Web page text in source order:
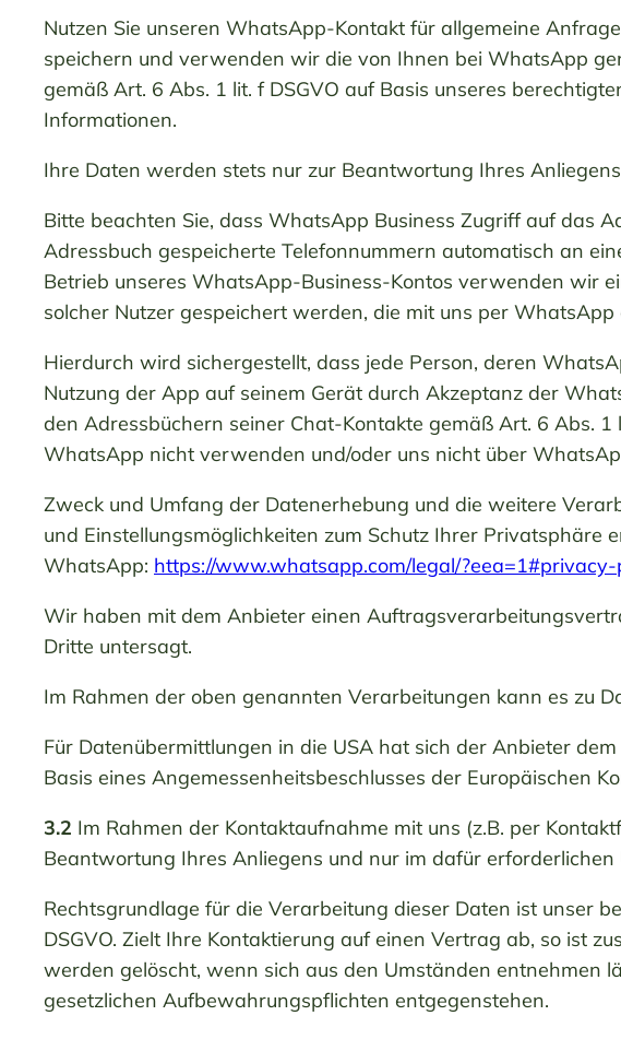
Nutzen Sie unseren WhatsApp-Kontakt für allgemeine
speichern und verwenden wir die von Ihnen bei WhatsApp
gemäß Art. 6 Abs. 1 lit. f DSGVO auf Basis unseres
Informationen.
Ihre Daten werden stets nur zur Beantwortung Ihres
Bitte beachten Sie, dass WhatsApp Business Zugriff auf das
Adressbuch gespeicherte Telefonnummern automatisch an
Betrieb unseres WhatsApp-Business-Kontos verwenden wir
solcher Nutzer gespeichert werden, die mit uns per
Hierdurch wird sichergestellt, dass jede Person, deren
Nutzung der App auf seinem Gerät durch Akzeptanz der
den Adressbüchern seiner Chat-Kontakte gemäß Art. 6 Abs.
WhatsApp nicht verwenden und/oder uns nicht über
Zweck und Umfang der Datenerhebung und die weitere
und Einstellungsmöglichkeiten zum Schutz Ihrer Privatsphäre
WhatsApp: https://www.whatsapp.com/legal/?eea=1#privacy-
Wir haben mit dem Anbieter einen
Dritte untersagt.
Im Rahmen der oben genannten Verarbeitungen kann es zu
Für Datenübermittlungen in die USA hat sich der Anbieter
Basis eines Angemessenheitsbeschlusses der Europäischen
3.2 Im Rahmen der Kontaktaufnahme mit uns (z.B. per
Beantwortung Ihres Anliegens und nur im dafür
Rechtsgrundlage für die Verarbeitung dieser Daten ist unser
DSGVO. Zielt Ihre Kontaktierung auf einen Vertrag ab, so ist
werden gelöscht, wenn sich aus den Umständen entnehmen
gesetzlichen Aufbewahrungspflichten entgegenstehen.